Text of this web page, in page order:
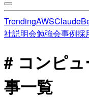
TrendingAWSClaude
社説明会勉強会事例採
# コンピ
事一覧